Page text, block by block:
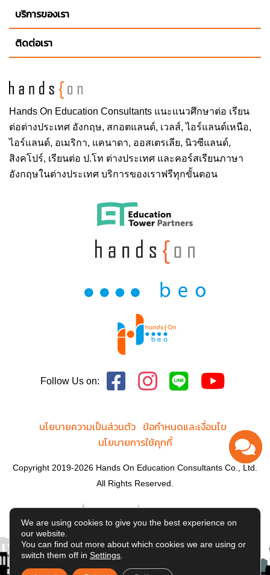
Hands On Education Consultants แนะแนวศึกษาต่อ เรียน
ต่อต่างประเทศ อังกฤษ, สกอตแลนด์, เวลส์, ไอร์แลนด์เหนือ,
ไอร์แลนด์, อเมริกา, แคนาดา, ออสเตรเลีย, นิวซีแลนด์,
สิงคโปร์, เรียนต่อ ป.โท ต่างประเทศ และคอร์สเรียนภาษา
อังกฤษในต่างประเทศ บริการของเราฟรีทุกขั้นตอน
บริการของเรา
ติดต่อเรา
Follow Us on:
นโยบายความเป็นส่วนตัว ข้อกำหนดและเงื่อนไข
นโยบายการใช้คุกกี้
Copyright 2019-2026 Hands On Education Consultants Co., Ltd.
All Rights Reserved.
We are using cookies to give you the best experience on
our website.
You can find out more about which cookies we are using or
switch them off in Settings